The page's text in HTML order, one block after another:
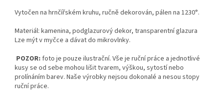
Vytočen na hrnčířském kruhu, ručně dekorován, pálen na 1230°.
Materiál: kamenina, podglazurový dekor, transparentní glazura
Lze mýt v myčce a dávat do mikrovlnky.
POZOR: foto je pouze ilustrační. Vše je ruční práce a jednotlivé
kusy se od sebe mohou lišit tvarem, výškou, sytostí nebo
prolínáním barev. Naše výrobky nejsou dokonalé a nesou stopy
ruční práce.